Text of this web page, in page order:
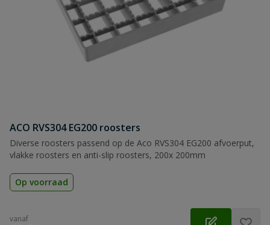
Samenvatting
Beoordeling versturen
ACO RVS304 EG200 roosters
Diverse roosters passend op de Aco RVS304 EG200 afvoerput,
vlakke roosters en anti-slip roosters, 200x 200mm
Op voorraad
vanaf